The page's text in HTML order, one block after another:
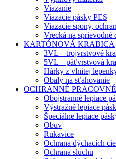
Viazanie
Viazacie pásky PES
Viazacie spony,
Vrecká na sprievodné
KARTÓNOVÁ KRABICA
3VL – trojvrstvové
5VL – päťvrstvová
Hárky z vlnitej
Obaly na sťahovanie
OCHRANNÉ
Obojstranné lepiace
Výstražné lepiace
Špeciálne lepiace
Obuv
Rukavice
Ochrana dýchacích
Ochrana sluchu